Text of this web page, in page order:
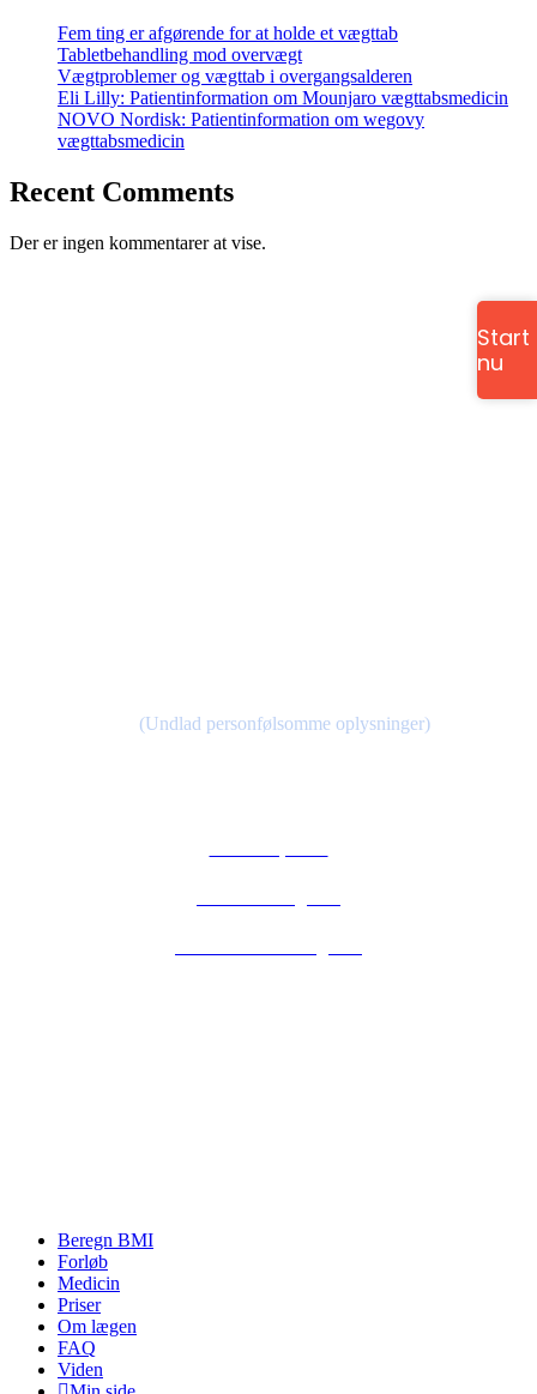
Fem ting er afgørende for at holde et vægttab
Tabletbehandling mod overvægt
Vægtproblemer og vægttab i overgangsalderen
Eli Lilly: Patientinformation om Mounjaro vægttabsmedicin
NOVO Nordisk: Patientinformation om wegovy
vægttabsmedicin
Recent Comments
Der er ingen kommentarer at vise.
(Undlad personfølsomme oplysninger)
Close
Menu
Beregn BMI
Forløb
Medicin
Priser
Om lægen
FAQ
Viden
Start
nu